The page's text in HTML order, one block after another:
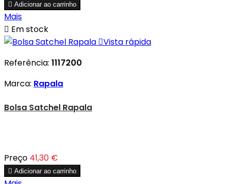
 Adicionar ao carrinho
Mais
 Em stock
Vista rápida
Referência: 1117200
Marca: Rapala
Bolsa Satchel Rapala
Preço 41,30 €
 Adicionar ao carrinho